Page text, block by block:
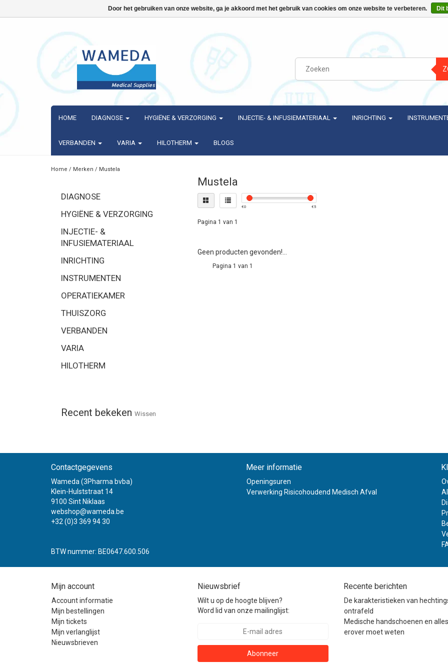
HOME DIAGNOSE HYGIËNE & VERZORGING INJECTIE- & INFUSIEMATERIAAL INRICHTING
VERBANDEN VARIA HILOTHERM BLOGS
Home / Merken / Mustela
DIAGNOSE
HYGIËNE & VERZORGING
INJECTIE- &
INFUSIEMATERIAAL
INRICHTING
INSTRUMENTEN
OPERATIEKAMER
THUISZORG
VERBANDEN
VARIA
HILOTHERM
Recent bekeken Wissen
Mustela
€0 €5
Pagina 1 van 1
Geen producten gevonden!...
Pagina 1 van 1
Contactgegevens
Wameda (3Pharma bvba)
Klein-Hulststraat 14
9100 Sint Niklaas
webshop@wameda.be
+32 (0)3 369 94 30
BTW nummer: BE0647.600.506
Meer informatie
Openingsuren
Verwerking Risicohoudend Medisch Afval
Mijn account
Account informatie
Mijn bestellingen
Mijn tickets
Mijn verlanglijst
Nieuwsbrieven
Nieuwsbrief
Wilt u op de hoogte blijven?
Word lid van onze mailinglijst:
Abonneer
Recente berichten
De karakteristieken van
ontrafeld
Medische handschoenen en
erover moet weten
Door het gebruiken van onze website, ga je akkoord met het gebruik van cookies om onze website te verbeteren. Dit